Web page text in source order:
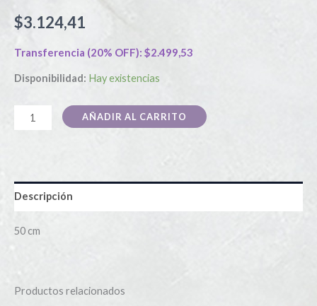
$3.124,41
Transferencia (20% OFF): $2.499,53
Disponibilidad: Hay existencias
AÑADIR AL CARRITO
Descripción
50 cm
Productos relacionados